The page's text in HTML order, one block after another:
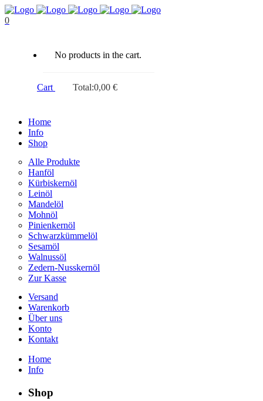
0
No products in the cart.
Cart Total:0,00 €
Home
Info
Shop
Alle Produkte
Hanföl
Kürbiskernöl
Leinöl
Mandelöl
Mohnöl
Pinienkernöl
Schwarzkümmelöl
Sesamöl
Walnussöl
Zedern-Nusskernöl
Zur Kasse
Versand
Warenkorb
Über uns
Konto
Kontakt
Home
Info
Shop